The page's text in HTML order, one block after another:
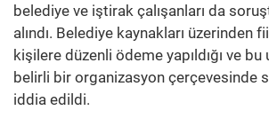
belediye ve iştirak çalışanları da
alındı. Belediye kaynakları üzerinden
kişilere düzenli ödeme yapıldığı ve bu
belirli bir organizasyon çerçevesinde
iddia edildi.